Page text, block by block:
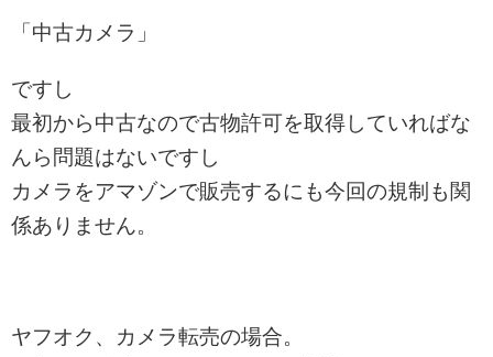
「中古カメラ」
ですし
最初から中古なので古物許可を取得していればな
んら問題はないですし
カメラをアマゾンで販売するにも今回の規制も関
係ありません。
ヤフオク、カメラ転売の場合。